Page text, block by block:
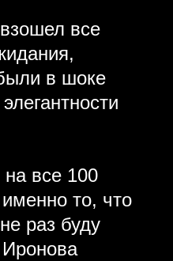
все
в шоке
все 100
то, что
раз буду
Иронова